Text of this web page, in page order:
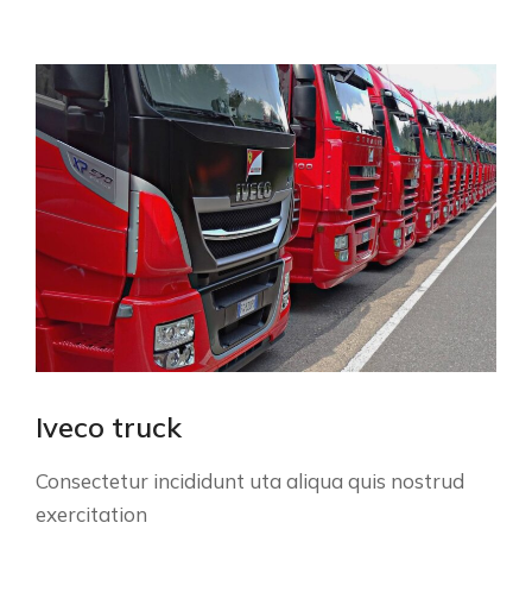
Iveco truck
Consectetur incididunt uta aliqua quis nostrud
exercitation